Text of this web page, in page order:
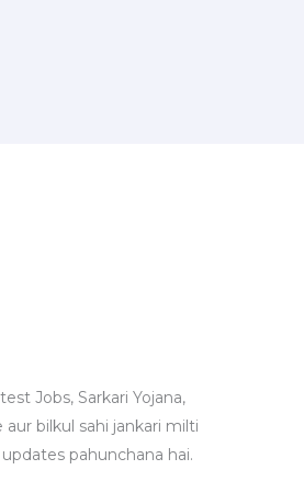
Jobs, Sarkari Yojana,
bilkul sahi jankari milti
pahunchana hai.